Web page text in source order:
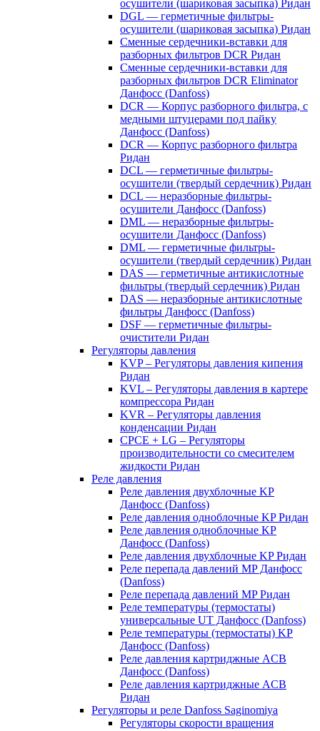
осушители (шариковая засыпка) Ридан
DGL — герметичные фильтры-
осушители (шариковая засыпка) Ридан
Сменные сердечники-вставки для
разборных фильтров DCR Ридан
Сменные сердечники-вставки для
разборных фильтров DCR Eliminator
Данфосс (Danfoss)
DCR — Корпус разборного фильтра, с
медными штуцерами под пайку
Данфосс (Danfoss)
DCR — Корпус разборного фильтра
Ридан
DCL — герметичные фильтры-
осушители (твердый сердечник) Ридан
DCL — неразборные фильтры-
осушители Данфосс (Danfoss)
DML — неразборные фильтры-
осушители Данфосс (Danfoss)
DML — герметичные фильтры-
осушители (твердый сердечник) Ридан
DAS — герметичные антикислотные
фильтры (твердый сердечник) Ридан
DAS — неразборные антикислотные
фильтры Данфосс (Danfoss)
DSF — герметичные фильтры-
очистители Ридан
Регуляторы давления
KVP – Регуляторы давления кипения
Ридан
KVL – Регуляторы давления в картере
компрессора Ридан
KVR – Регуляторы давления
конденсации Ридан
CPCE + LG – Регуляторы
производительности со смесителем
жидкости Ридан
Реле давления
Реле давления двухблочные KP
Данфосс (Danfoss)
Реле давления одноблочные KP Ридан
Реле давления одноблочные KP
Данфосс (Danfoss)
Реле давления двухблочные KP Ридан
Реле перепада давлений MP Данфосс
(Danfoss)
Реле перепада давлений MP Ридан
Реле температуры (термостаты)
универсальные UT Данфосс (Danfoss)
Реле температуры (термостаты) KP
Данфосс (Danfoss)
Реле давления картриджные ACB
Данфосс (Danfoss)
Реле давления картриджные ACB
Ридан
Регуляторы и реле Danfoss Saginomiya
Регуляторы скорости вращения